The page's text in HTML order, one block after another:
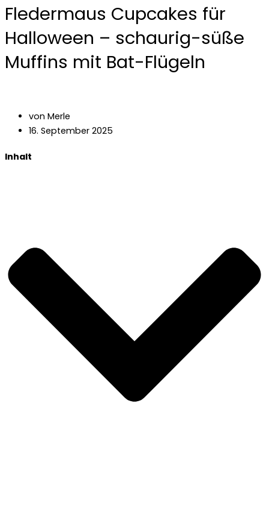
Fledermaus Cupcakes für
Halloween – schaurig-süße
Muffins mit Bat-Flügeln
von Merle
16. September 2025
Inhalt